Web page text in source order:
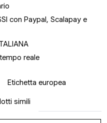
con Paypal, Scalapay e
tempo reale
Etichetta europea
simili